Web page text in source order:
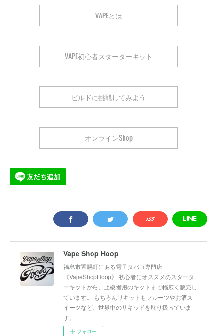
VAPEとは
VAPE初心者スターターキット
ビルドに挑戦してみよう
オンラインShop
Vape Shop Hoop
福島市置賜町にある電子タバコ専門店
《VapeShopHoop》 初心者にオススメのスタータ
ーキットから、上級者用のキットまで幅広く販売し
ています。 もちろんリキッドもフルーツやお酒ス
イーツなど、世界中のリキッドを取り扱っていま
す。
フォロー